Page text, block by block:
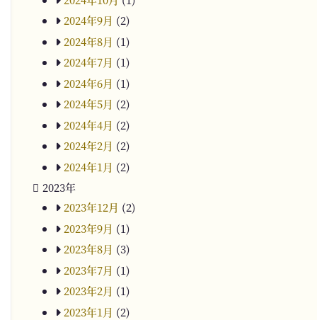
2024年9月 (2)
2024年8月 (1)
2024年7月 (1)
2024年6月 (1)
2024年5月 (2)
2024年4月 (2)
2024年2月 (2)
2024年1月 (2)
2023年
2023年12月 (2)
2023年9月 (1)
2023年8月 (3)
2023年7月 (1)
2023年2月 (1)
2023年1月 (2)